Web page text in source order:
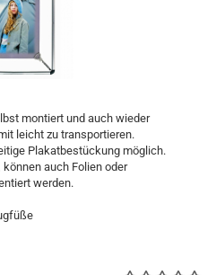
montiert und auch wieder
leicht zu transportieren.
Plakatbestückung möglich.
auch Folien oder
werden.